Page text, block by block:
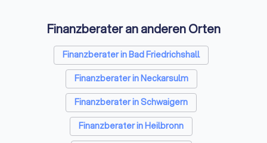
Finanzberater an anderen Orten
Finanzberater in Bad Friedrichshall
Finanzberater in Neckarsulm
Finanzberater in Schwaigern
Finanzberater in Heilbronn